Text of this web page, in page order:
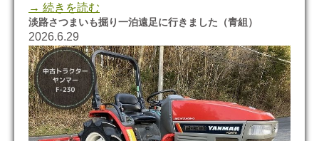
→ 続きを読む
淡路さつまいも掘り一泊遠足に行きました（青組）
2026.6.29